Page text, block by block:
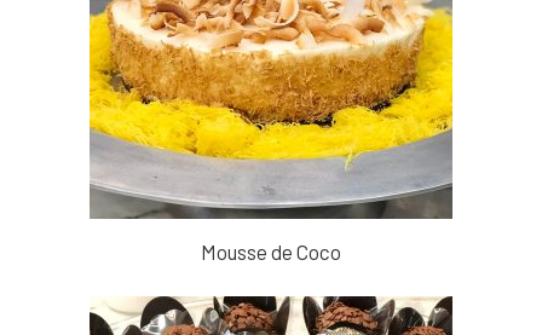
Mousse de Coco